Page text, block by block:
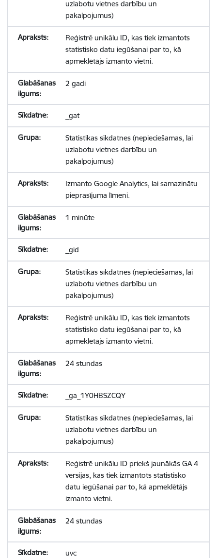
uzlabotu vietnes darbību un
pakalpojumus)
Reģistrē unikālu ID, kas tiek izmantots
statistisko datu iegūšanai par to, kā
apmeklētājs izmanto vietni.
2 gadi
_gat
Statistikas sīkdatnes (nepieciešamas, lai
uzlabotu vietnes darbību un
pakalpojumus)
Izmanto Google Analytics, lai samazinātu
pieprasījuma līmeni.
1 minūte
_gid
Statistikas sīkdatnes (nepieciešamas, lai
uzlabotu vietnes darbību un
pakalpojumus)
Reģistrē unikālu ID, kas tiek izmantots
statistisko datu iegūšanai par to, kā
apmeklētājs izmanto vietni.
24 stundas
_ga_1Y0HBSZCQY
Statistikas sīkdatnes (nepieciešamas, lai
uzlabotu vietnes darbību un
pakalpojumus)
Reģistrē unikālu ID priekš jaunākās GA 4
versijas, kas tiek izmantots statistisko
datu iegūšanai par to, kā apmeklētājs
izmanto vietni.
24 stundas
uvc